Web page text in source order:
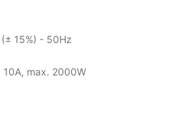
15%) - 50Hz
10A, max. 2000W